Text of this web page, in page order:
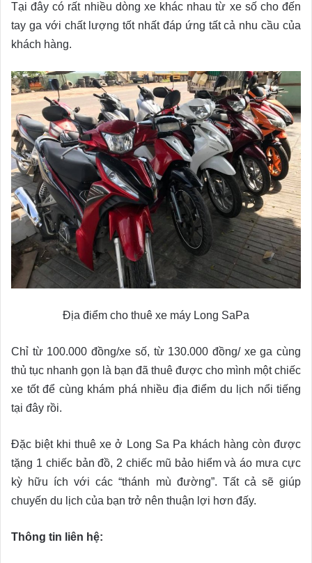
Tại đây có rất nhiều dòng xe khác nhau từ xe số cho đến
tay ga với chất lượng tốt nhất đáp ứng tất cả nhu cầu của
khách hàng.
Địa điểm cho thuê xe máy Long SaPa
Chỉ từ 100.000 đồng/xe số, từ 130.000 đồng/ xe ga cùng
thủ tục nhanh gọn là bạn đã thuê được cho mình một chiếc
xe tốt để cùng khám phá nhiều địa điểm du lịch nổi tiếng
tại đây rồi.
Đặc biệt khi thuê xe ở Long Sa Pa khách hàng còn được
tặng 1 chiếc bản đồ, 2 chiếc mũ bảo hiểm và áo mưa cực
kỳ hữu ích với các “thánh mù đường”. Tất cả sẽ giúp
chuyến du lịch của bạn trở nên thuận lợi hơn đấy.
Thông tin liên hệ: